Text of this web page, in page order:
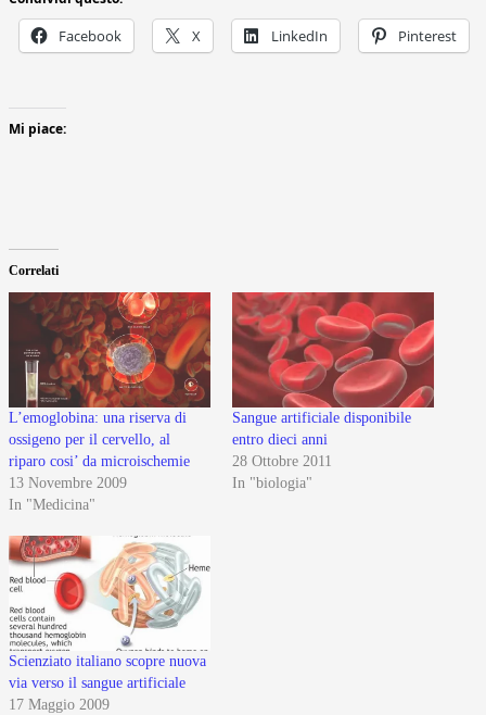
Facebook X LinkedIn Pinterest
Mi piace:
Correlati
L’emoglobina: una riserva di
ossigeno per il cervello, al
riparo cosi’ da microischemie
13 Novembre 2009
In "Medicina"
Sangue artificiale disponibile
entro dieci anni
28 Ottobre 2011
In "biologia"
Scienziato italiano scopre nuova
via verso il sangue artificiale
17 Maggio 2009